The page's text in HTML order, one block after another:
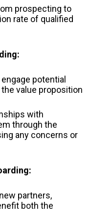
prospecting to
rate of qualified
potential
value proposition
with
through the
any concerns or
partners,
both the